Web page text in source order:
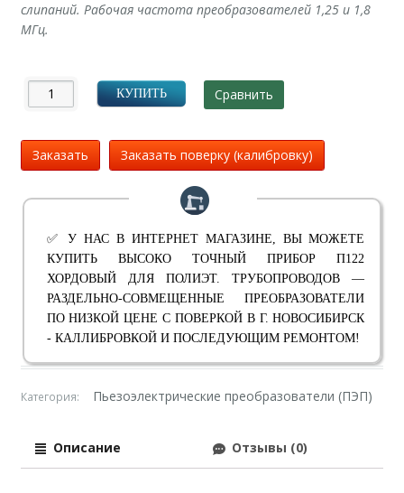
слипаний. Рабочая частота преобразователей 1,25 и 1,8
МГц.
КУПИТЬ Сравнить
Заказать Заказать поверку (калибровку)
✅ У НАС В ИНТЕРНЕТ МАГАЗИНЕ, ВЫ МОЖЕТЕ
КУПИТЬ ВЫСОКО ТОЧНЫЙ ПРИБОР П122
ХОРДОВЫЙ ДЛЯ ПОЛИЭТ. ТРУБОПРОВОДОВ —
РАЗДЕЛЬНО-СОВМЕЩЕННЫЕ ПРЕОБРАЗОВАТЕЛИ
ПО НИЗКОЙ ЦЕНЕ С ПОВЕРКОЙ В Г. НОВОСИБИРСК
- КАЛЛИБРОВКОЙ И ПОСЛЕДУЮЩИМ РЕМОНТОМ!
Категория: Пьезоэлектрические преобразователи (ПЭП)
Описание Отзывы (0)